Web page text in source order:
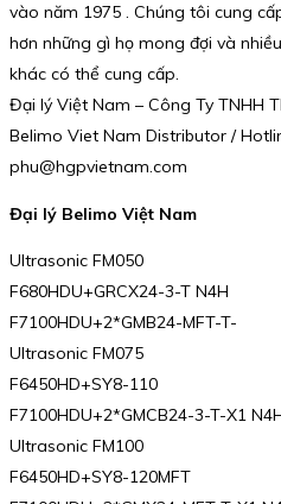
vào năm 1975 . Chúng tôi cung
hơn những gì họ mong đợi và
khác có thể cung cấp.
Đại lý Việt Nam – Công Ty TNHH
Belimo Viet Nam Distributor /
phu@hgpvietnam.com
Đại lý Belimo Việt Nam
Ultrasonic FM050
F680HDU+GRCX24-3-T N4H
F7100HDU+2*GMB24-MFT-T-
Ultrasonic FM075
F6450HD+SY8-110
F7100HDU+2*GMCB24-3-T-X1
Ultrasonic FM100
F6450HD+SY8-120MFT